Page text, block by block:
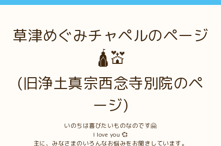
草津めぐみチャペルのページ
🛕💒
(旧浄土真宗西念寺別院のペ
ージ)
いのちは喜びたいものなのです🤗
I love you 💞
主に、みなさまのいろんなお悩みをお聞きしています。